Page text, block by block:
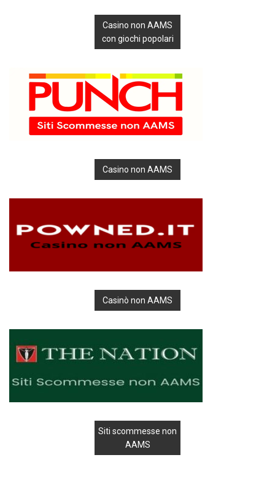
Casino non AAMS
con giochi popolari
Casino non AAMS
Casinò non AAMS
Siti scommesse non
AAMS